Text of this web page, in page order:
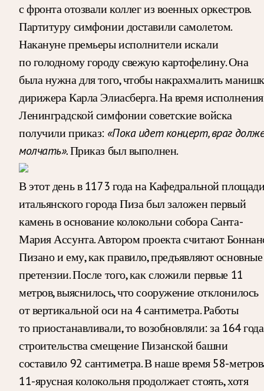
с фронта отозвали коллег из военных оркестров.
Партитуру симфонии доставили самолетом.
Накануне премьеры исполнители искали
по голодному городу свежую картофелину. Она
была нужна для того, чтобы накрахмалить
дирижера Карла Элиасберга. На время исполнения
Ленинградской симфонии советские войска
получили приказ: «Пока идет концерт, враг
молчать».Приказ был выполнен.
В этот день в 1173 года на Кафедральной
итальянского города Пиза был заложен первый
камень в основание колокольни собора Санта-
Мария Ассунта. Автором проекта считают
Пизано и ему, как правило, предъявляют основные
претензии. После того, как сложили первые 11
метров, выяснилось, что сооружение отклонилось
от вертикальной оси на 4 сантиметра. Работы
то приостанавливали, то возобновляли: за 164 года
строительства смещение Пизанской башни
составило 92 сантиметра. В наше время 58-
11-ярусная колокольня продолжает стоять, хотя